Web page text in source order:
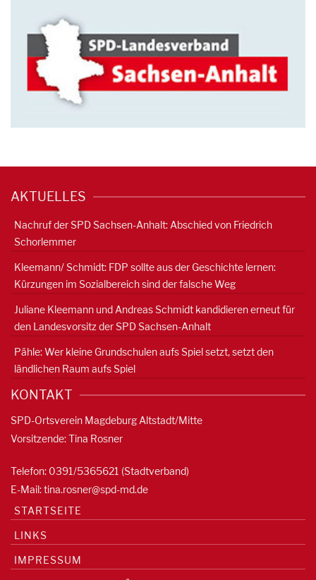
AKTUELLES
Nachruf der SPD Sachsen-Anhalt: Abschied von Friedrich
Schorlemmer
Kleemann/ Schmidt: FDP sollte aus der Geschichte lernen:
Kürzungen im Sozialbereich sind der falsche Weg
Juliane Kleemann und Andreas Schmidt kandidieren erneut für
den Landesvorsitz der SPD Sachsen-Anhalt
Pähle: Wer kleine Grundschulen aufs Spiel setzt, setzt den
ländlichen Raum aufs Spiel
KONTAKT
SPD-Ortsverein Magdeburg Altstadt/Mitte
Vorsitzende: Tina Rosner
Telefon: 0391/5365621 (Stadtverband)
E-Mail:tina.rosner@spd-md.de
STARTSEITE
LINKS
IMPRESSUM